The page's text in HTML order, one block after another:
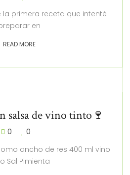
la primera receta que intenté
en
READ MORE
salsa de vino tinto🍷
0
0
ancho de res 400 ml vino
Sal Pimienta